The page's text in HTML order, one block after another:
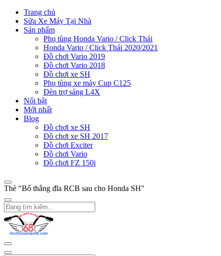
Trang chủ
Sửa Xe Máy Tại Nhà
Sản phẩm
Phụ tùng Honda Vario / Click Thái
Honda Vario / Click Thái 2020/2021
Đồ chơi Vario 2019
Đồ chơi Vario 2018
Đồ chơi xe SH
Phụ tùng xe máy Cup C125
Đèn trợ sáng L4X
Nổi bật
Mới nhất
Blog
Đồ chơi xe SH
Đồ chơi xe SH 2017
Đồ chơi Exciter
Đồ chơi Vario
Đồ chơi FZ 150i
Thẻ "Bố thắng đĩa RCB sau cho Honda SH"